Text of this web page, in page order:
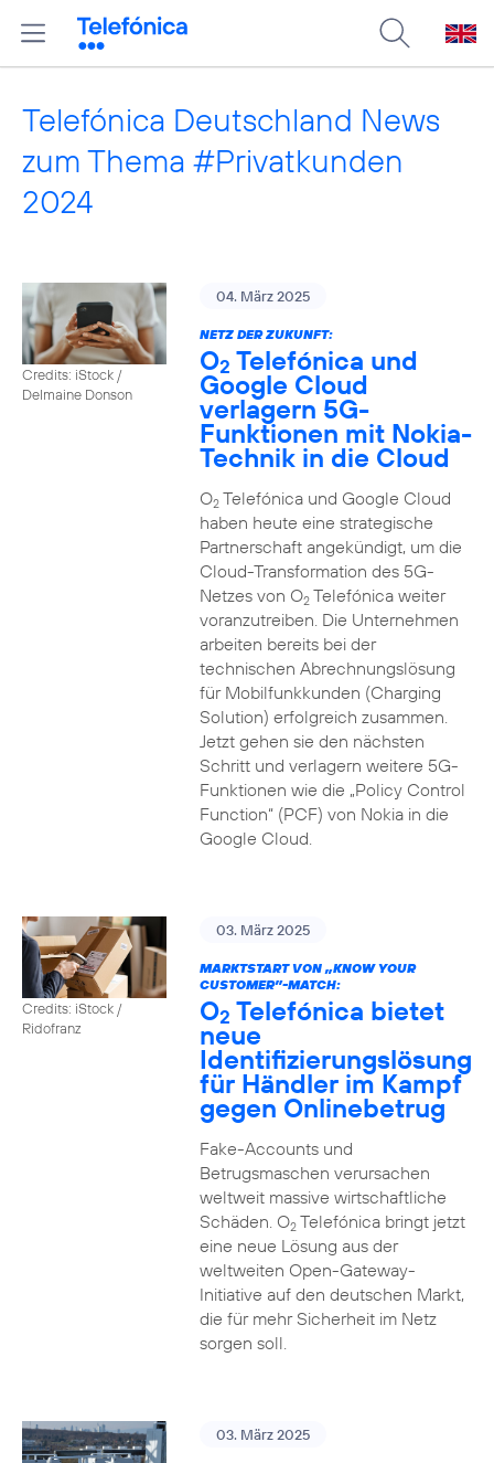
Telefónica Deutschland News
zum Thema #Privatkunden
2024
Credits: iStock /
Delmaine Donson
04. März 2025
NETZ DER ZUKUNFT:
O2 Telefónica und
Google Cloud
verlagern 5G-
Funktionen mit Nokia-
Technik in die Cloud
O2Telefónica und Google Cloud
haben heute eine strategische
Partnerschaft angekündigt, um die
Cloud-Transformation des 5G-
Netzes von O2Telefónica weiter
voranzutreiben. Die Unternehmen
arbeiten bereits bei der
technischen Abrechnungslösung
für Mobilfunkkunden (Charging
Solution) erfolgreich zusammen.
Jetzt gehen sie den nächsten
Schritt und verlagern weitere 5G-
Funktionen wie die „Policy Control
Function“ (PCF) von Nokia in die
Google Cloud.
Credits: iStock /
Ridofranz
03. März 2025
MARKTSTART VON „KNOW YOUR
CUSTOMER”-MATCH:
O2 Telefónica bietet
neue
Identifizierungslösung
für Händler im Kampf
gegen Onlinebetrug
Fake-Accounts und
Betrugsmaschen verursachen
weltweit massive wirtschaftliche
Schäden. O2Telefónica bringt jetzt
eine neue Lösung aus der
weltweiten Open-Gateway-
Initiative auf den deutschen Markt,
die für mehr Sicherheit im Netz
sorgen soll.
03. März 2025